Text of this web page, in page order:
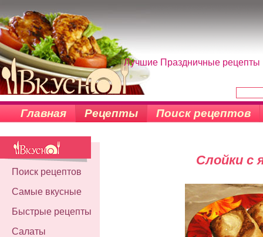
Лучшие Праздничные рецепты
Главная Рецепты Поиск рецептов
Поиск рецептов
Самые вкусные
Быстрые рецепты
Салаты
Слойки с